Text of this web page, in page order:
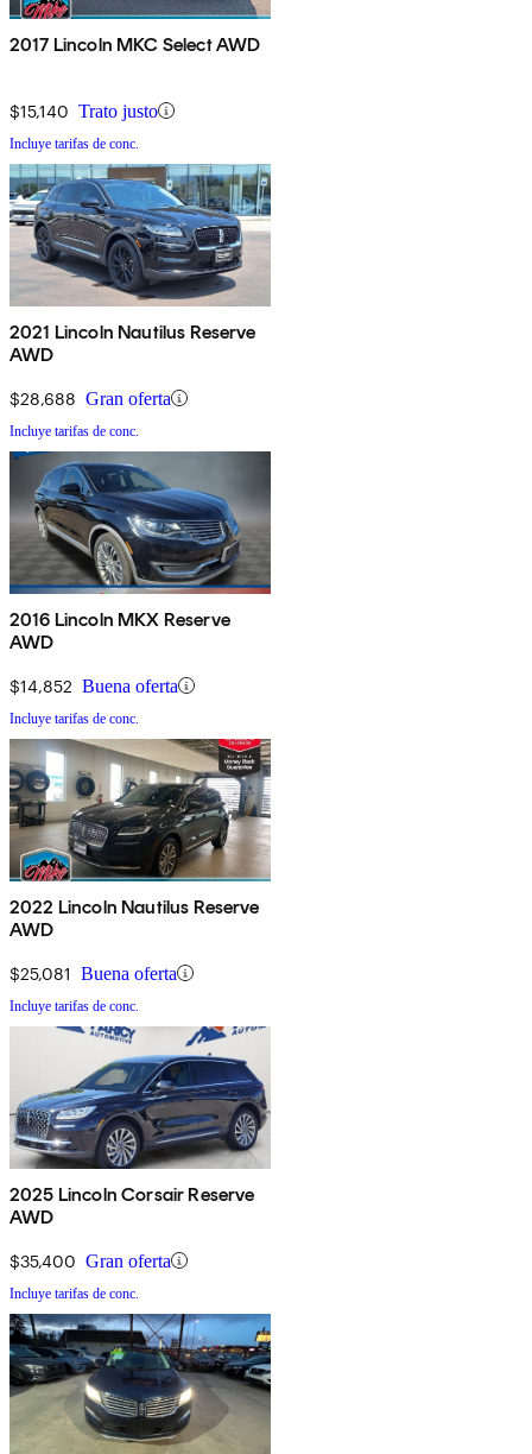
2017 Lincoln MKC Select AWD
$15,140 Trato justo
Incluye tarifas de conc.
2021 Lincoln Nautilus Reserve
AWD
$28,688 Gran oferta
Incluye tarifas de conc.
2016 Lincoln MKX Reserve
AWD
$14,852 Buena oferta
Incluye tarifas de conc.
2022 Lincoln Nautilus Reserve
AWD
$25,081 Buena oferta
Incluye tarifas de conc.
2025 Lincoln Corsair Reserve
AWD
$35,400 Gran oferta
Incluye tarifas de conc.